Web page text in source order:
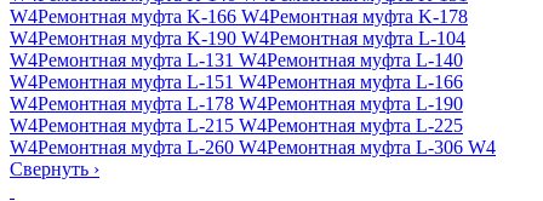
W4Ремонтная муфта K-166 W4Ремонтная муфта K-178
W4Ремонтная муфта K-190 W4Ремонтная муфта L-104
W4Ремонтная муфта L-131 W4Ремонтная муфта L-140
W4Ремонтная муфта L-151 W4Ремонтная муфта L-166
W4Ремонтная муфта L-178 W4Ремонтная муфта L-190
W4Ремонтная муфта L-215 W4Ремонтная муфта L-225
W4Ремонтная муфта L-260 W4Ремонтная муфта L-306 W4
Свернуть ›